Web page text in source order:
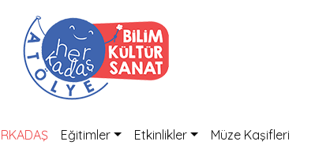
Eğitimler Etkinlikler Müze Kaşifleri